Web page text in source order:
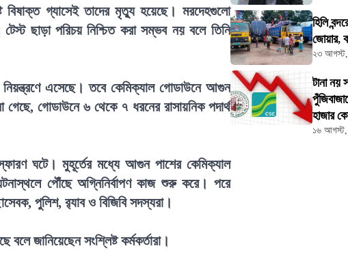
বিষাক্ত গ্যাসেই তাদের মৃত্যু হয়েছে। মরদেহগুলো
ছাড়া পরিচয় নিশ্চিত করা সম্ভব নয় বলে তিনি
এসেছে। তবে কেমিক্যাল গোডাউনে আগুন
গোডাউনে ৬ থেকে ৭ ধরনের রাসায়নিক পদার্থ
ঘটে। মুহূর্তের মধ্যে আগুন পাশের কেমিক্যাল
পৌঁছে অগ্নিনির্বাপণ কাজ শুরু করে। পরে
পুলিশ, র‍্যাব ও বিজিবি সদস্যরা।
জানিয়েছেন সংশ্লিষ্ট কর্মকর্তারা।
হিলি
জোয়ার,
২৩
টানা নয়
হাজার
১৬